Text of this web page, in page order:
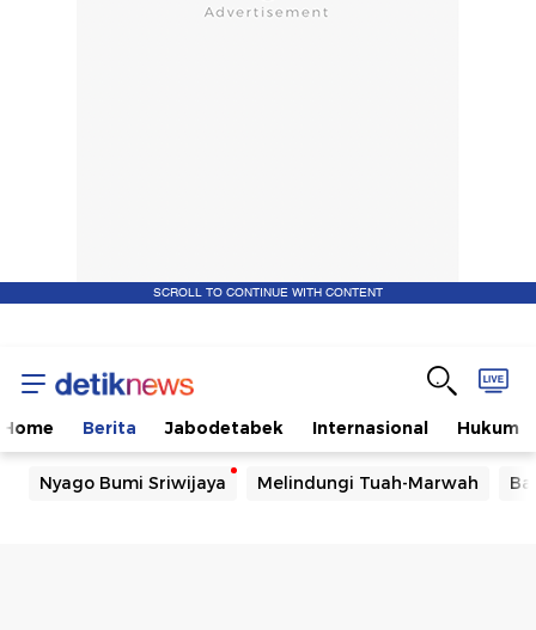
SCROLL TO CONTINUE WITH CONTENT
Home Berita Jabodetabek Internasional Hukum
Nyago Bumi Sriwijaya Melindungi Tuah-Marwah